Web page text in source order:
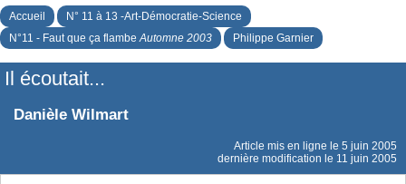
Accueil
N° 11 à 13 -Art-Démocratie-Science
N°11 - Faut que ça flambeAutomne 2003 Philippe Garnier
Il écoutait...
Danièle Wilmart
Article mis en ligne le 5 juin 2005
dernière modification le 11 juin 2005